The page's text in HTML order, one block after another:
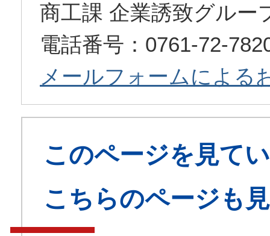
商工課 企業誘致グルー
電話番号：0761-72-
メールフォームによる
このページを見て
こちらのページも